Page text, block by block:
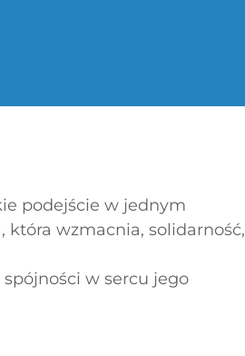
podejście w jednym
która wzmacnia, solidarność,
w sercu jego